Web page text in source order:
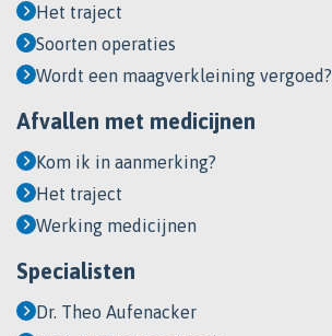
Het traject
Soorten operaties
Wordt een maagverkleining vergoed?
Afvallen met medicijnen
Kom ik in aanmerking?
Het traject
Werking medicijnen
Specialisten
Dr. Theo Aufenacker